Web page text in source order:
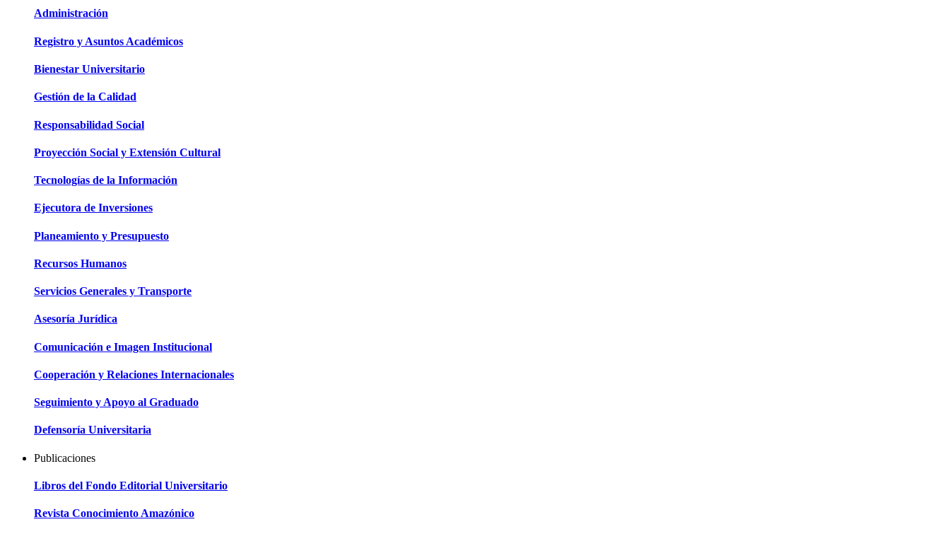
Administración
Registro y Asuntos Académicos
Bienestar Universitario
Gestión de la Calidad
Responsabilidad Social
Proyección Social y Extensión Cultural
Tecnologías de la Información
Ejecutora de Inversiones
Planeamiento y Presupuesto
Recursos Humanos
Servicios Generales y Transporte
Asesoría Jurídica
Comunicación e Imagen Institucional
Cooperación y Relaciones Internacionales
Seguimiento y Apoyo al Graduado
Defensoría Universitaria
Publicaciones
Libros del Fondo Editorial Universitario
Revista Conocimiento Amazónico